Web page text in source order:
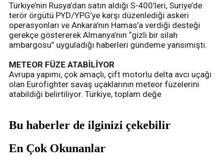
Türkiye’nin Rusya’dan satın aldığı S-400’leri, Suriye’de
terör örgütü PYD/YPG’ye karşı düzenlediği askeri
operasyonları ve Ankara’nın Hamas’a verdiği desteği
gerekçe göstererek Almanya’nın “gizli bir silah
ambargosu” uyguladığı haberleri gündeme yansımıştı.
METEOR FÜZE ATABİLİYOR
Avrupa yapımı, çok amaçlı, çift motorlu delta avcı uçağı
olan Eurofighter savaş uçaklarının meteor füzelerini
atabildiği belirtiliyor. Türkiye, toplam değe
Bu haberler de ilginizi çekebilir
En Çok Okunanlar